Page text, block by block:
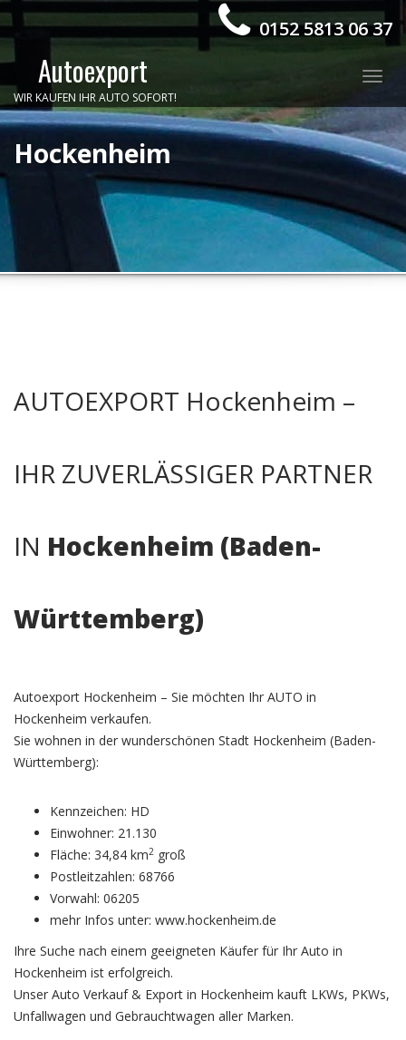
0152 5813 06 37
Autoexport
WIR KAUFEN IHR AUTO SOFORT!
Hockenheim
AUTOEXPORT Hockenheim –
IHR ZUVERLÄSSIGER PARTNER
IN Hockenheim (Baden-
Württemberg)
Autoexport Hockenheim – Sie möchten Ihr AUTO in
Hockenheim verkaufen.
Sie wohnen in der wunderschönen Stadt Hockenheim (Baden-
Württemberg):
Kennzeichen: HD
Einwohner: 21.130
Fläche: 34,84 km2 groß
Postleitzahlen: 68766
Vorwahl: 06205
mehr Infos unter: www.hockenheim.de
Ihre Suche nach einem geeigneten Käufer für Ihr Auto in
Hockenheim ist erfolgreich.
Unser Auto Verkauf & Export in Hockenheim kauft LKWs, PKWs,
Unfallwagen und Gebrauchtwagen aller Marken.